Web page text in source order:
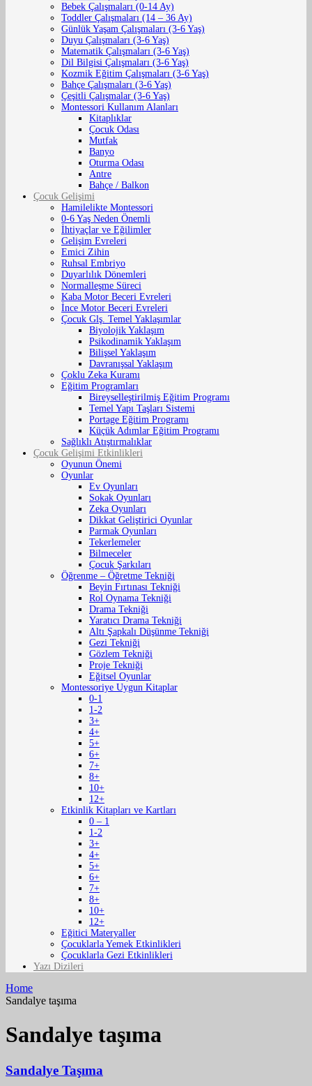
Bebek Çalışmaları (0-14 Ay)
Toddler Çalışmaları (14 – 36 Ay)
Günlük Yaşam Çalışmaları (3-6 Yaş)
Duyu Çalışmaları (3-6 Yaş)
Matematik Çalışmaları (3-6 Yaş)
Dil Bilgisi Çalışmaları (3-6 Yaş)
Kozmik Eğitim Çalışmaları (3-6 Yaş)
Bahçe Çalışmaları (3-6 Yaş)
Çeşitli Çalışmalar (3-6 Yaş)
Montessori Kullanım Alanları
Kitaplıklar
Çocuk Odası
Mutfak
Banyo
Oturma Odası
Antre
Bahçe / Balkon
Çocuk Gelişimi
Hamilelikte Montessori
0-6 Yaş Neden Önemli
İhtiyaçlar ve Eğilimler
Gelişim Evreleri
Emici Zihin
Ruhsal Embriyo
Duyarlılık Dönemleri
Normalleşme Süreci
Kaba Motor Beceri Evreleri
İnce Motor Beceri Evreleri
Çocuk Glş. Temel Yaklaşımlar
Biyolojik Yaklaşım
Psikodinamik Yaklaşım
Bilişsel Yaklaşım
Davranışsal Yaklaşım
Çoklu Zeka Kuramı
Eğitim Programları
Bireyselleştirilmiş Eğitim Programı
Temel Yapı Taşları Sistemi
Portage Eğitim Programı
Küçük Adımlar Eğitim Programı
Sağlıklı Atıştırmalıklar
Çocuk Gelişimi Etkinlikleri
Oyunun Önemi
Oyunlar
Ev Oyunları
Sokak Oyunları
Zeka Oyunları
Dikkat Geliştirici Oyunlar
Parmak Oyunları
Tekerlemeler
Bilmeceler
Çocuk Şarkıları
Öğrenme – Öğretme Tekniği
Beyin Fırtınası Tekniği
Rol Oynama Tekniği
Drama Tekniği
Yaratıcı Drama Tekniği
Altı Şapkalı Düşünme Tekniği
Gezi Tekniği
Gözlem Tekniği
Proje Tekniği
Eğitsel Oyunlar
Montessoriye Uygun Kitaplar
0-1
1-2
3+
4+
5+
6+
7+
8+
10+
12+
Etkinlik Kitapları ve Kartları
0 – 1
1-2
3+
4+
5+
6+
7+
8+
10+
12+
Eğitici Materyaller
Çocuklarla Yemek Etkinlikleri
Çocuklarla Gezi Etkinlikleri
Yazı Dizileri
Home
Sandalye taşıma
Sandalye taşıma
Sandalye Taşıma